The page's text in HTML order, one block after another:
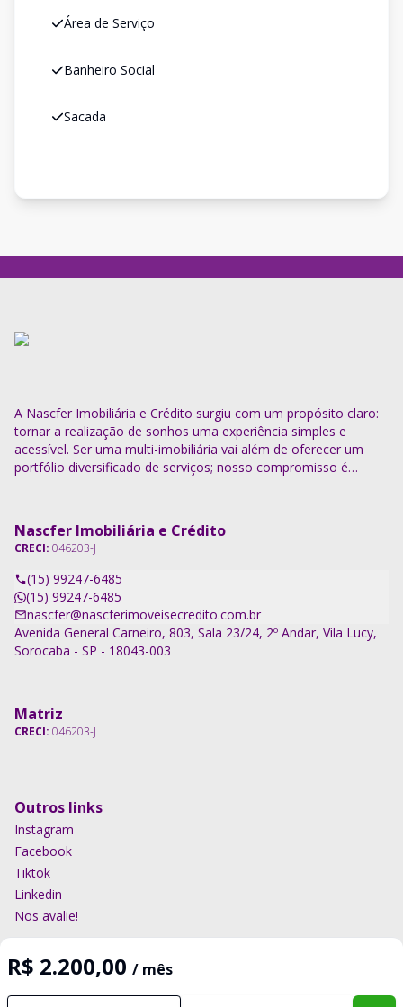
Área de Serviço
Banheiro Social
Sacada
R$ 2.200,00 / mês
A Nascfer Imobiliária e Crédito surgiu com um propósito claro:
tornar a realização de sonhos uma experiência simples e
acessível. Ser uma multi-imobiliária vai além de oferecer um
portfólio diversificado de serviços; nosso compromisso é
Nascfer Imobiliária e Crédito
CRECI: 046203-J
(15) 99247-6485
(15) 99247-6485
nascfer@nascferimoveisecredito.com.br
Avenida General Carneiro, 803, Sala 23/24, 2º Andar, Vila Lucy,
Sorocaba - SP - 18043-003
Matriz
CRECI: 046203-J
Outros links
Instagram
Facebook
Tiktok
Linkedin
Nos avalie!
Selo de Tecnologia Loft